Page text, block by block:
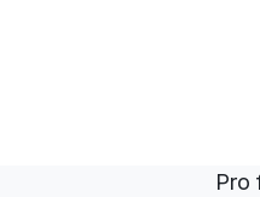
Pro